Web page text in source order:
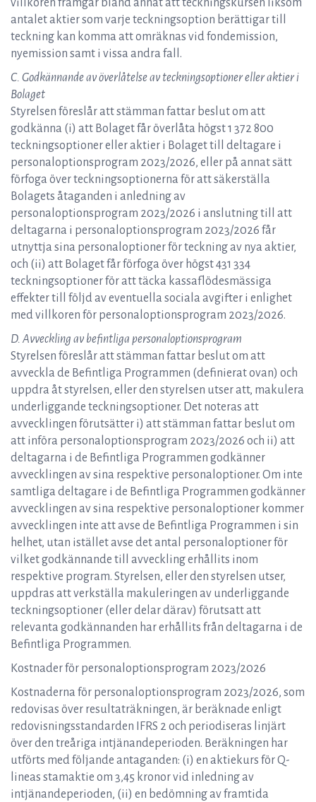
villkoren framgår bland annat att teckningskursen liksom
antalet aktier som varje teckningsoption berättigar till
teckning kan komma att omräknas vid fondemission,
nyemission samt i vissa andra fall.
C. Godkännande av överlåtelse av teckningsoptioner eller aktier i
Bolaget
Styrelsen föreslår att stämman fattar beslut om att
godkänna (i) att Bolaget får överlåta högst 1 372 800
teckningsoptioner eller aktier i Bolaget till deltagare i
personaloptionsprogram 2023/2026, eller på annat sätt
förfoga över teckningsoptionerna för att säkerställa
Bolagets åtaganden i anledning av
personaloptionsprogram 2023/2026 i anslutning till att
deltagarna i personaloptionsprogram 2023/2026 får
utnyttja sina personaloptioner för teckning av nya aktier,
och (ii) att Bolaget får förfoga över högst 431 334
teckningsoptioner för att täcka kassaflödesmässiga
effekter till följd av eventuella sociala avgifter i enlighet
med villkoren för personaloptionsprogram 2023/2026.
D. Avveckling av befintliga personaloptionsprogram
Styrelsen föreslår att stämman fattar beslut om att
avveckla de Befintliga Programmen (definierat ovan) och
uppdra åt styrelsen, eller den styrelsen utser att, makulera
underliggande teckningsoptioner. Det noteras att
avvecklingen förutsätter i) att stämman fattar beslut om
att införa personaloptionsprogram 2023/2026 och ii) att
deltagarna i de Befintliga Programmen godkänner
avvecklingen av sina respektive personaloptioner. Om inte
samtliga deltagare i de Befintliga Programmen godkänner
avvecklingen av sina respektive personaloptioner kommer
avvecklingen inte att avse de Befintliga Programmen i sin
helhet, utan istället avse det antal personaloptioner för
vilket godkännande till avveckling erhållits inom
respektive program. Styrelsen, eller den styrelsen utser,
uppdras att verkställa makuleringen av underliggande
teckningsoptioner (eller delar därav) förutsatt att
relevanta godkännanden har erhållits från deltagarna i de
Befintliga Programmen.
Kostnader för personaloptionsprogram 2023/2026
Kostnaderna för personaloptionsprogram 2023/2026, som
redovisas över resultaträkningen, är beräknade enligt
redovisningsstandarden IFRS 2 och periodiseras linjärt
över den treåriga intjänandeperioden. Beräkningen har
utförts med följande antaganden: (i) en aktiekurs för Q-
lineas stamaktie om 3,45 kronor vid inledning av
intjänandeperioden, (ii) en bedömning av framtida